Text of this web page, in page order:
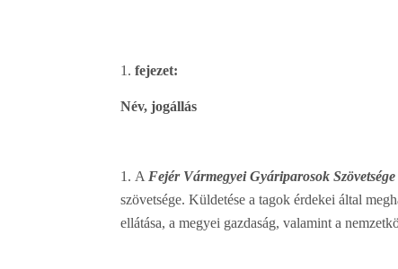
fejezet:
Név, jogállás
A Fejér Vármegyei Gyáriparosok Szövetsége
szövetsége. Küldetése a tagok érdekei által
ellátása, a megyei gazdaság, valamint a